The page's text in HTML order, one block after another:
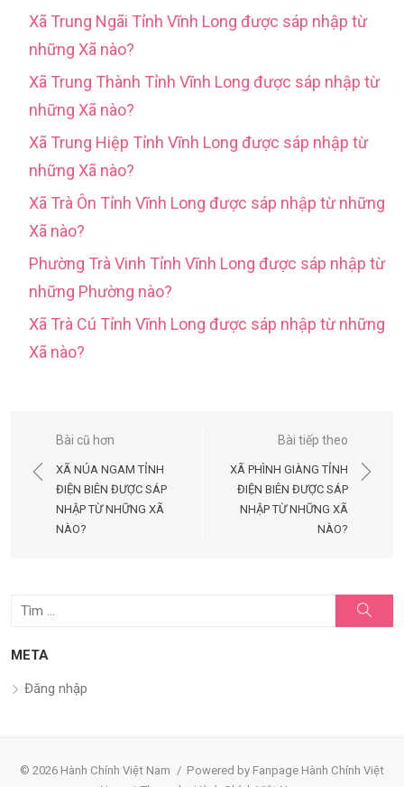
Xã Trung Ngãi Tỉnh Vĩnh Long được sáp nhập từ
những Xã nào?
Xã Trung Thành Tỉnh Vĩnh Long được sáp nhập từ
những Xã nào?
Xã Trung Hiệp Tỉnh Vĩnh Long được sáp nhập từ
những Xã nào?
Xã Trà Ôn Tỉnh Vĩnh Long được sáp nhập từ những
Xã nào?
Phường Trà Vinh Tỉnh Vĩnh Long được sáp nhập từ
những Phường nào?
Xã Trà Cú Tỉnh Vĩnh Long được sáp nhập từ những
Xã nào?
Điều
hướng
viết
Bài cũ hơn
XÃ NÚA NGAM TỈNH
ĐIỆN BIÊN ĐƯỢC SÁP
NHẬP TỪ NHỮNG XÃ
NÀO?
Bài tiếp theo
XÃ PHÌNH GIÀNG TỈNH
ĐIỆN BIÊN ĐƯỢC SÁP
NHẬP TỪ NHỮNG XÃ
NÀO?
Tìm
quả
kiếm
META
Đăng nhập
© 2026 Hành Chính Việt Nam / Powered by Fanpage Hành Chính Việt